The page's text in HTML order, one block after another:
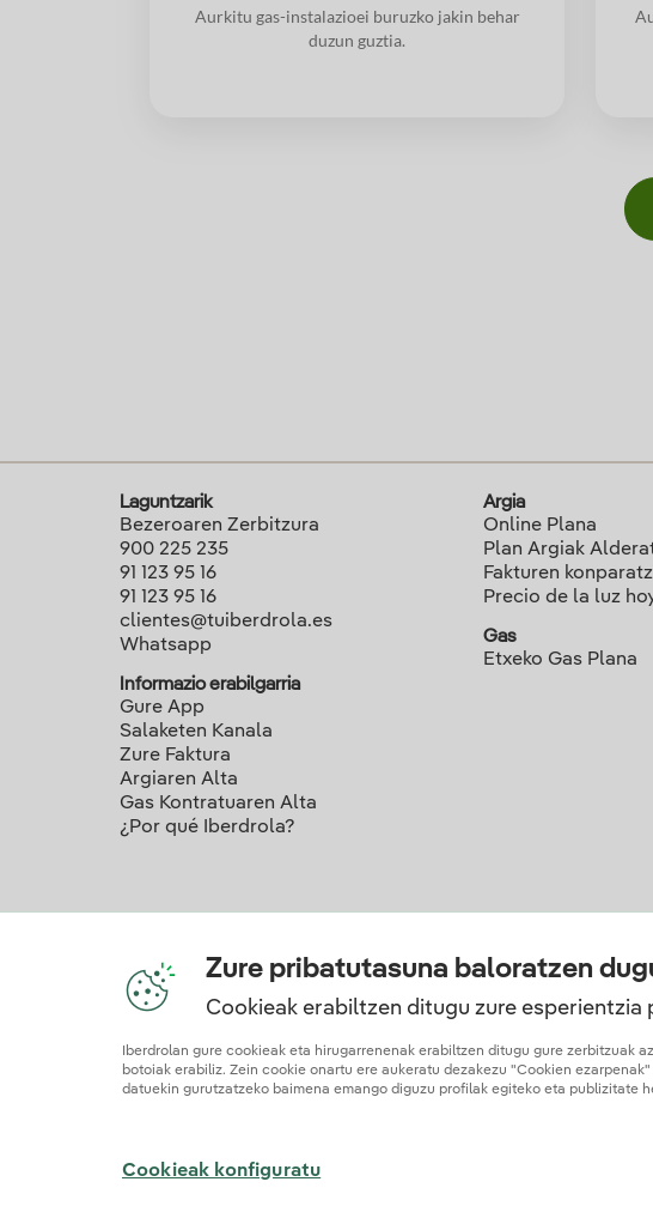
Aurkitu gas-instalazioei buruzko jakin behar
duzun guztia.
Laguntzarik
Bezeroaren Zerbitzura
900 225 235
91 123 95 16
91 123 95 16
clientes@tuiberdrola.es
Whatsapp
Informazio erabilgarria
Gure App
Salaketen Kanala
Zure Faktura
Argiaren Alta
Gas Kontratuaren Alta
¿Por qué Iberdrola?
Argia
Online Plana
Plan Argiak
Fakturen
Precio de la luz
Gas
Etxeko Gas Plana
Gure
Zure pribatutasuna baloratzen
Cookieak erabiltzen ditugu zure
Iberdrolan gure cookieak eta hirugarrenenak erabiltzen ditugu gure
botoiak erabiliz. Zein cookie onartu ere aukeratu dezakezu "Cookien
datuekin gurutzatzeko baimena emango diguzu profilak egiteko eta publizitate
Cookieak konfiguratu